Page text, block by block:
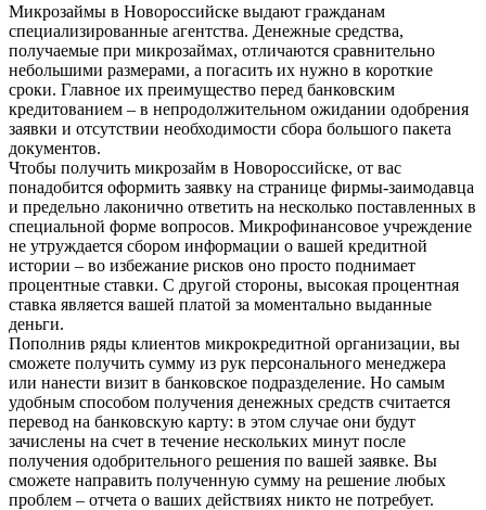
Микрозаймы в Новороссийске выдают гражданам
специализированные агентства. Денежные средства,
получаемые при микрозаймах, отличаются сравнительно
небольшими размерами, а погасить их нужно в короткие
сроки. Главное их преимущество перед банковским
кредитованием – в непродолжительном ожидании одобрения
заявки и отсутствии необходимости сбора большого пакета
документов.
Чтобы получить микрозайм в Новороссийске, от вас
понадобится оформить заявку на странице фирмы-заимодавца
и предельно лаконично ответить на несколько поставленных в
специальной форме вопросов. Микрофинансовое учреждение
не утруждается сбором информации о вашей кредитной
истории – во избежание рисков оно просто поднимает
процентные ставки. С другой стороны, высокая процентная
ставка является вашей платой за моментально выданные
деньги.
Пополнив ряды клиентов микрокредитной организации, вы
сможете получить сумму из рук персонального менеджера
или нанести визит в банковское подразделение. Но самым
удобным способом получения денежных средств считается
перевод на банковскую карту: в этом случае они будут
зачислены на счет в течение нескольких минут после
получения одобрительного решения по вашей заявке. Вы
сможете направить полученную сумму на решение любых
проблем – отчета о ваших действиях никто не потребует.